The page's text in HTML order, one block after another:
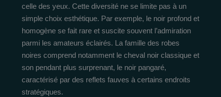
celle des yeux. Cette diversité ne se limite pas à un
simple choix esthétique. Par exemple, le noir profond et
homogène se fait rare et suscite souvent l’admiration
parmi les amateurs éclairés. La famille des robes
noires comprend notamment le cheval noir classique et
son pendant plus surprenant, le noir pangaré,
caractérisé par des reflets fauves à certains endroits
stratégiques.